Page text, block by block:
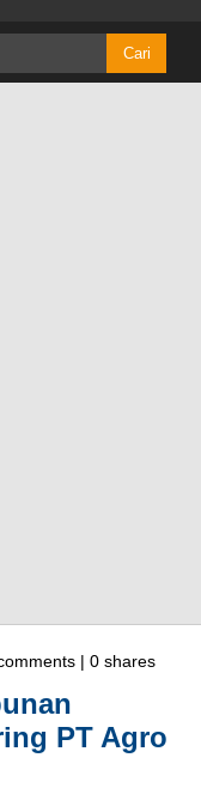
| 0 shares
PT Agro